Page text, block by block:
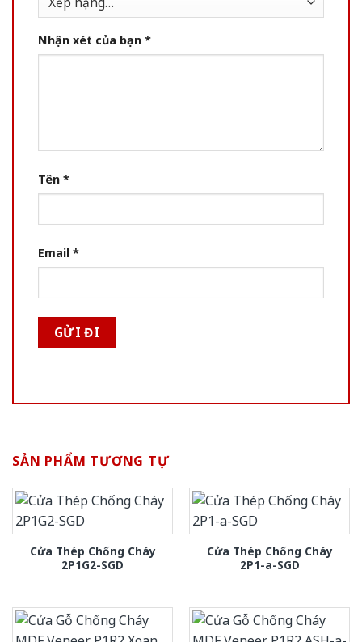
Nhận xét của bạn *
Tên *
Email *
SẢN PHẨM TƯƠNG TỰ
Cửa Thép Chống Cháy
2P1G2-SGD
Cửa Thép Chống Cháy
2P1-a-SGD